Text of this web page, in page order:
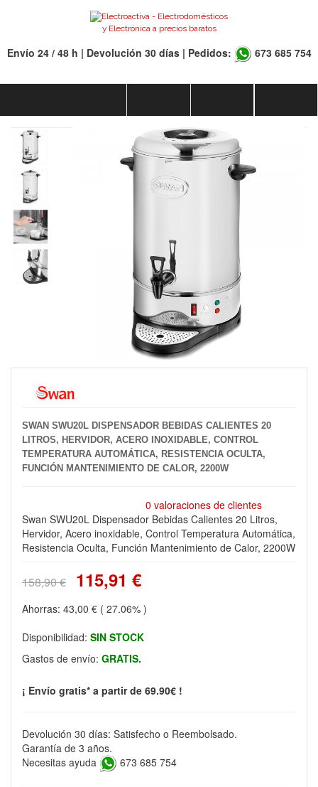
Envío 24 / 48 h | Devolución 30 días | Pedidos: 673 685 754
SWAN SWU20L DISPENSADOR BEBIDAS CALIENTES 20
LITROS, HERVIDOR, ACERO INOXIDABLE, CONTROL
TEMPERATURA AUTOMÁTICA, RESISTENCIA OCULTA,
FUNCIÓN MANTENIMIENTO DE CALOR, 2200W
0 valoraciones de clientes
Swan SWU20L Dispensador Bebidas Calientes 20 Litros,
Hervidor, Acero inoxidable, Control Temperatura Automática,
Resistencia Oculta, Función Mantenimiento de Calor, 2200W
158,90 € 115,91 €
Ahorras: 43,00 € ( 27.06% )
Disponibilidad: SIN STOCK
Gastos de envío: GRATIS.
¡ Envío gratis* a partir de 69.90€ !
Devolución 30 días: Satisfecho o Reembolsado.
Garantía de 3 años.
Necesitas ayuda
673 685 754